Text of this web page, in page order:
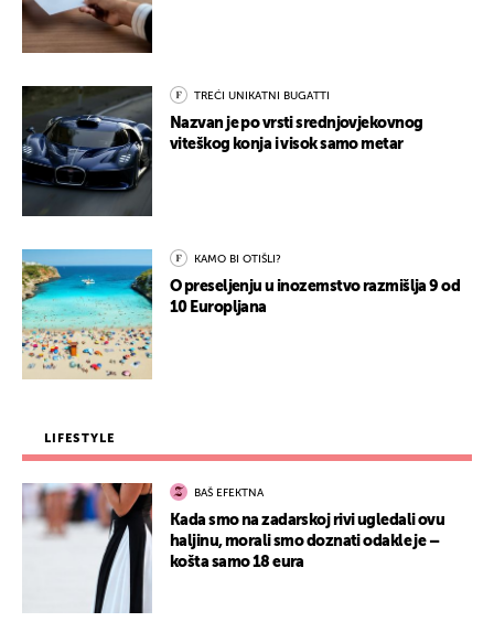
TREĆI UNIKATNI BUGATTI
Nazvan je po vrsti srednjovjekovnog
viteškog konja i visok samo metar
KAMO BI OTIŠLI?
O preseljenju u inozemstvo razmišlja 9 od
10 Europljana
LIFESTYLE
BAŠ EFEKTNA
Kada smo na zadarskoj rivi ugledali ovu
haljinu, morali smo doznati odakle je –
košta samo 18 eura